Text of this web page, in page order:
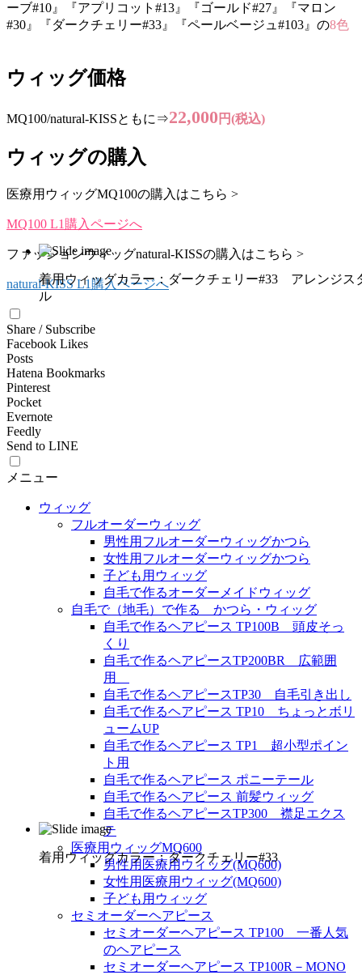
着用ウィッグカラー：ダークチェリー#33 アレンジス
ル
着用ウィッグカラー：ダークチェリー#33
ーブ#10』『アプリコット#13』『ゴールド#27』『マロン
#30』『ダークチェリー#33』『ペールベージュ#103』の8色
ウィッグ価格
MQ100/natural-KISSともに⇒22,000 円(税込)
ウィッグの購入
医療用ウィッグMQ100の購入はこちら >
MQ100 L1購入ページへ
ファッションウィッグnatural-KISSの購入はこちら >
natural-KISS L1購入ページへ
Share / Subscribe
Facebook Likes
Posts
Hatena Bookmarks
Pinterest
Pocket
Evernote
Feedly
Send to LINE
メニュー
ウィッグ
フルオーダーウィッグ
男性用フルオーダーウィッグかつら
女性用フルオーダーウィッグかつら
子ども用ウィッグ
自毛で作るオーダーメイドウィッグ
自毛で（地毛）で作る かつら・ウィッグ
自毛で作るヘアピース TP100B 頭皮そっ
くり
自毛で作るヘアピースTP200BR 広範囲
用
自毛で作るヘアピースTP30 自毛引き出し
自毛で作るヘアピース TP10 ちょっとボリ
ュームUP
自毛で作るヘアピース TP1 超小型ポイン
ト用
自毛で作るヘアピース ポニーテール
自毛で作るヘアピース 前髪ウィッグ
自毛で作るヘアピースTP300 襟足エクス
テ
医療用ウィッグMQ600
男性用医療用ウィッグ(MQ600)
女性用医療用ウィッグ(MQ600)
子ども用ウィッグ
セミオーダーヘアピース
セミオーダーヘアピース TP100 一番人気
のヘアピース
セミオーダーヘアピース TP100R－MONO